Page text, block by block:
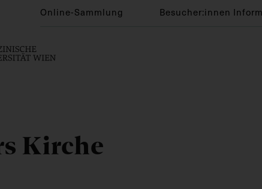
Online-Sammlung Besucher:innen
Kirche